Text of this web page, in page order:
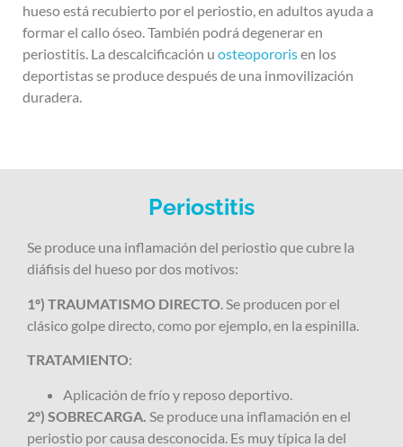
hueso está recubierto por el periostio, en adultos ayuda a
formar el callo óseo. También podrá degenerar en
periostitis. La descalcificación u osteopororisen los
deportistas se produce después de una inmovilización
duradera.
Periostitis
Se produce una inflamación del periostio que cubre la
diáfisis del hueso por dos motivos:
1º) TRAUMATISMO DIRECTO . Se producen por el
clásico golpe directo, como por ejemplo, en la espinilla.
TRATAMIENTO:
Aplicación de frío y reposo deportivo.
2º) SOBRECARGA. Se produce una inflamación en el
periostio por causa desconocida. Es muy típica la del